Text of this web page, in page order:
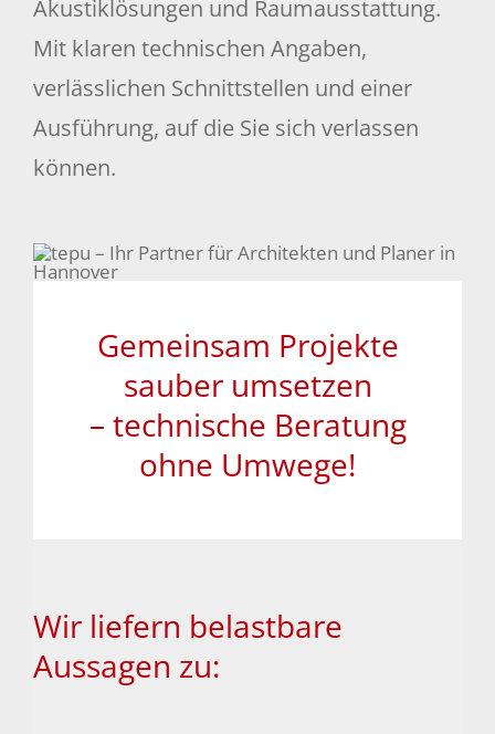
ÜBER UNS
KONTAKT
Akustiklösungen und Raumausstattung.
Mit klaren technischen Angaben,
verlässlichen Schnittstellen und einer
Ausführung, auf die Sie sich verlassen
können.
Gemeinsam Projekte
sauber umsetzen
– technische Beratung
ohne Umwege!
Wir liefern belastbare
Aussagen zu: